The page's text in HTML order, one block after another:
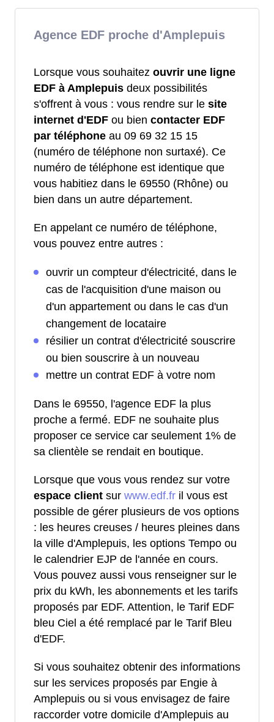
Agence EDF proche d'Amplepuis
Lorsque vous souhaitez ouvrir une ligne
EDF à Amplepuis deux possibilités
s'offrent à vous : vous rendre sur le site
internet d'EDF ou bien contacter EDF
par téléphone au 09 69 32 15 15
(numéro de téléphone non surtaxé). Ce
numéro de téléphone est identique que
vous habitiez dans le 69550 (Rhône) ou
bien dans un autre département.
En appelant ce numéro de téléphone,
vous pouvez entre autres :
ouvrir un compteur d'électricité, dans le
cas de l'acquisition d'une maison ou
d'un appartement ou dans le cas d'un
changement de locataire
résilier un contrat d'électricité souscrire
ou bien souscrire à un nouveau
mettre un contrat EDF à votre nom
Dans le 69550, l'agence EDF la plus
proche a fermé. EDF ne souhaite plus
proposer ce service car seulement 1% de
sa clientèle se rendait en boutique.
Lorsque que vous vous rendez sur votre
espace client sur www.edf.fr il vous est
possible de gérer plusieurs de vos options
: les heures creuses / heures pleines dans
la ville d'Amplepuis, les options Tempo ou
le calendrier EJP de l'année en cours.
Vous pouvez aussi vous renseigner sur le
prix du kWh, les abonnements et les tarifs
proposés par EDF. Attention, le Tarif EDF
bleu Ciel a été remplacé par le Tarif Bleu
d'EDF.
Si vous souhaitez obtenir des informations
sur les services proposés par Engie à
Amplepuis ou si vous envisagez de faire
raccorder votre domicile d'Amplepuis au